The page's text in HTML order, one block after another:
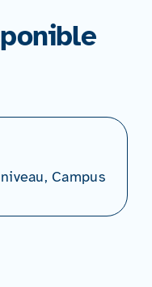
Campus